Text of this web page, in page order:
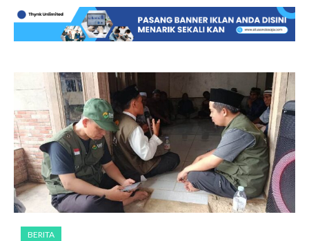
BERITA